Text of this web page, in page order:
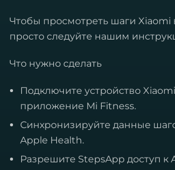
Чтобы просмотреть шаги Xiaomi
просто следуйте нашим
Что нужно сделать
Подключите устройство
приложение Mi Fitness.
Синхронизируйте данные
Apple Health.
Разрешите StepsApp доступ к